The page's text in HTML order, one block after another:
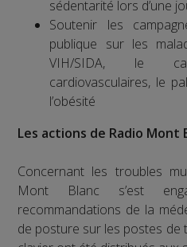
sédentarité lors d’une
Soutenir les
publique sur les
VIH/SIDA, le
cardiovasculaires, le
l’obésité
Les actions de Radio Mont
Concernant les troubles
Mont Blanc s’est
recommandations de la
de posture sur les postes de